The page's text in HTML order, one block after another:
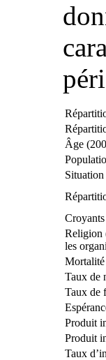
Âge
Religion
les
Taux de
Taux de
Produit
Produit
Taux